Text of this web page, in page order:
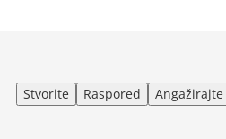
Stvorite Raspored Angažirajte